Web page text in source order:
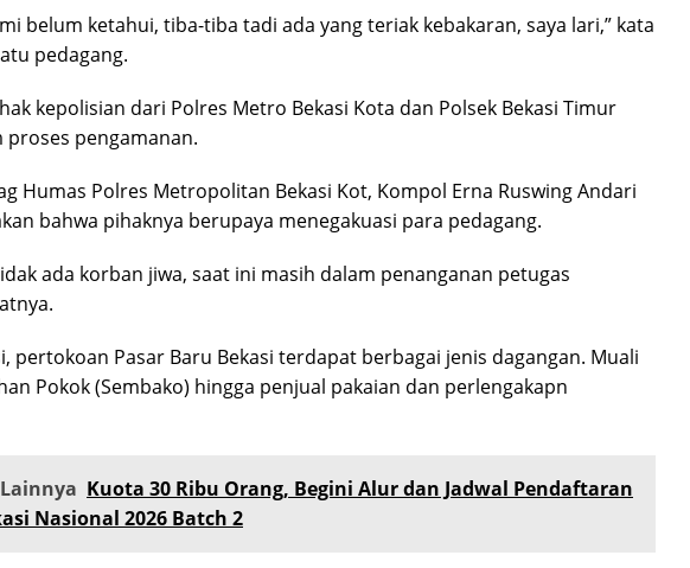
belum ketahui, tiba-tiba tadi ada yang teriak kebakaran, saya lari,” kata
pedagang.
kepolisian dari Polres Metro Bekasi Kota dan Polsek Bekasi Timur
proses pengamanan.
Humas Polres Metropolitan Bekasi Kot, Kompol Erna Ruswing Andari
bahwa pihaknya berupaya menegakuasi para pedagang.
ada korban jiwa, saat ini masih dalam penanganan petugas
pertokoan Pasar Baru Bekasi terdapat berbagai jenis dagangan. Muali
Pokok (Sembako) hingga penjual pakaian dan perlengakapn
Kuota 30 Ribu Orang, Begini Alur dan Jadwal Pendaftaran
Nasional 2026 Batch 2